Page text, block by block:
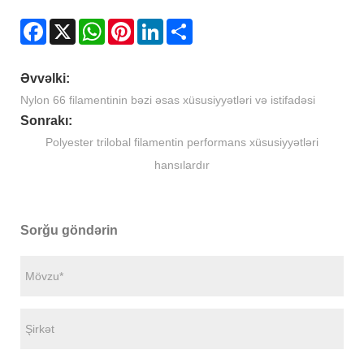
Facebook
X WhatsAppPinterestLinkedIn
Əvvəlki:
Nylon 66 filamentinin bəzi əsas xüsusiyyətləri və istifadəsi
Sonrakı:
Polyester trilobal filamentin performans xüsusiyyətləri
hansılardır
Sorğu göndərin